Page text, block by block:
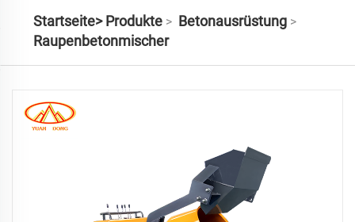
Startseite> Produkte> Betonausrüstung>
Raupenbetonmischer